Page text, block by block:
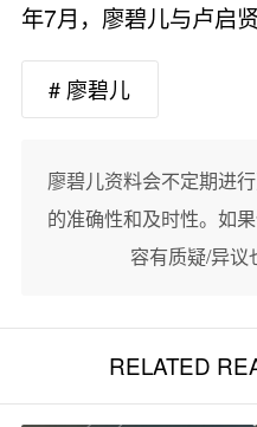
年7月，廖碧儿与卢启贤
# 廖碧儿
廖碧儿资料会不定期进
的准确性和及时性。如
容有质疑/异议
RELATED